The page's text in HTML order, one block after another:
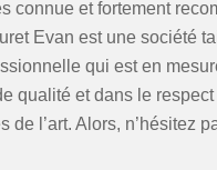
connue et fortement
Evan est une société
qui est en
qualité et dans le
de l’art. Alors, n’hésitez